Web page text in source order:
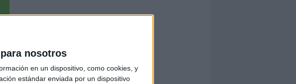
nosotros
en un dispositivo, como cookies, y
estándar enviada por un dispositivo